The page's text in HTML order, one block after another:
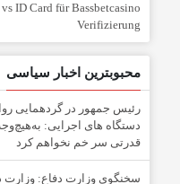
vs ID Card für Bassbetcasino
Verifizierung
محبوبترین اخبار سیاسی
رئیس جمهور در گردهمایی
دستگاه های اجرایی:
قدرتی سر خم نخواهم کرد
سخنگوی وزارت دفاع: وزارت